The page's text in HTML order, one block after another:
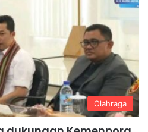
Olahraga